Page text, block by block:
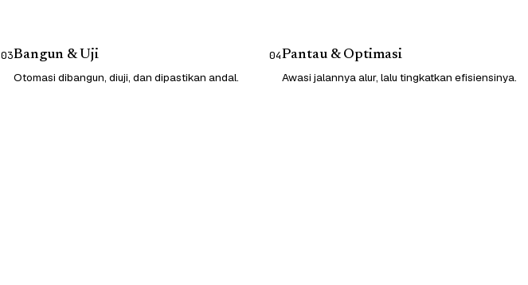
03Bangun & Uji
Otomasi dibangun, diuji, dan dipastikan andal.
04Pantau & Optimasi
Awasi jalannya alur, lalu tingkatkan efisiensinya.